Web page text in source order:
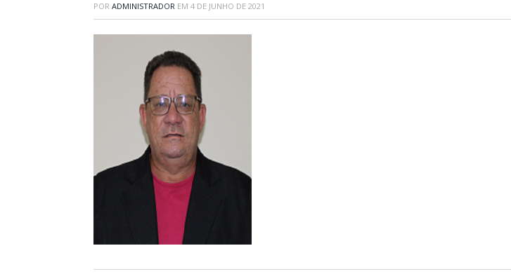
POR ADMINISTRADOR EM 4 DE JUNHO DE 2021